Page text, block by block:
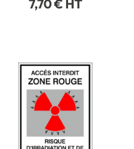
7,70 € HT